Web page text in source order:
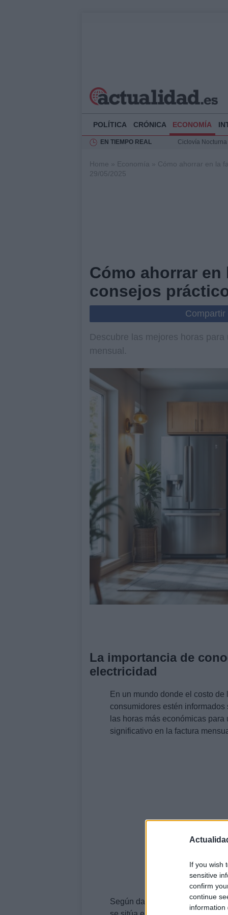
If you wish
sensitive
confirm
continue
information
POLÍTICA CRÓNICA ECONOMÍA
EN TIEMPO REAL
Ciclovía
Rehabilitación
Home » Economía » Cómo ahorrar en la
29/05/2025
Cómo ahorrar
consejos
Descubre las mejores horas
mensual.
La importancia de
electricidad
En un mundo donde el costo
consumidores estén
las horas más económicas
significativo en la factura
Según datos recientes del